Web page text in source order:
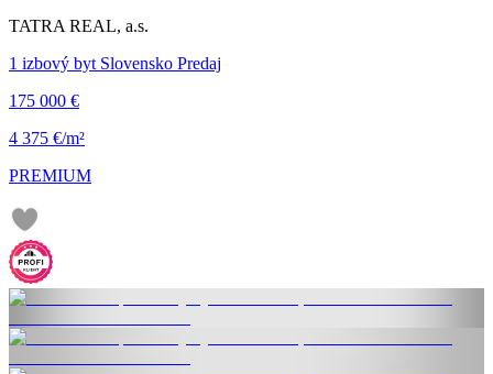
TATRA REAL, a.s.
1 izbový byt Slovensko Predaj
175 000 €
4 375 €/m²
PREMIUM